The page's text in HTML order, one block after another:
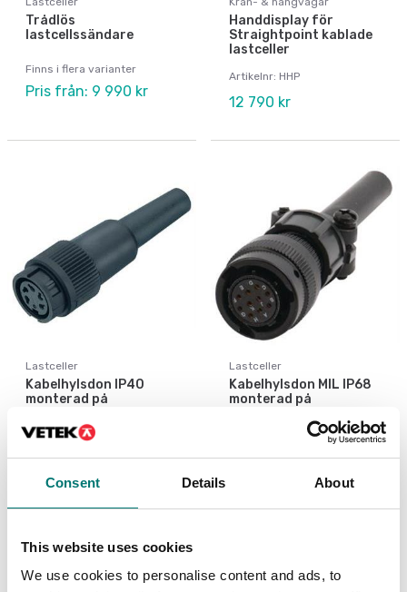
Consent Details About
This website uses cookies
We use cookies to personalise content and ads, to
Trådlös
lastcellssändare
Finns i flera varianter
Pris från: 9 990 kr
Handdisplay för
Straightpoint kablade
lastceller
Artikelnr: HHP
12 790 kr
Lastceller
Kabelhylsdon IP40
monterad på
Artikelnr: LC-kontakt
Lastceller
Kabelhylsdon MIL IP68
monterad på
Artikelnr: LC-kontakt-MIL